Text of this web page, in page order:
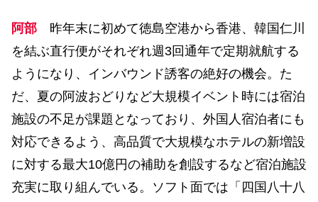
阿部 昨年末に初めて徳島空港から香港、韓国仁川
を結ぶ直行便がそれぞれ週3回通年で定期就航する
ようになり、インバウンド誘客の絶好の機会。た
だ、夏の阿波おどりなど大規模イベント時には宿泊
施設の不足が課題となっており、外国人宿泊者にも
対応できるよう、高品質で大規模なホテルの新増設
に対する最大10億円の補助を創設するなど宿泊施設
充実に取り組んでいる。ソフト面では「四国八十八